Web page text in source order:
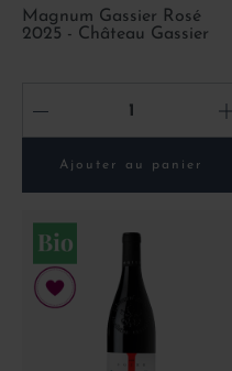
Magnum Gassier Rosé
2025 - Château Gassier
- +
Ajouter au panier